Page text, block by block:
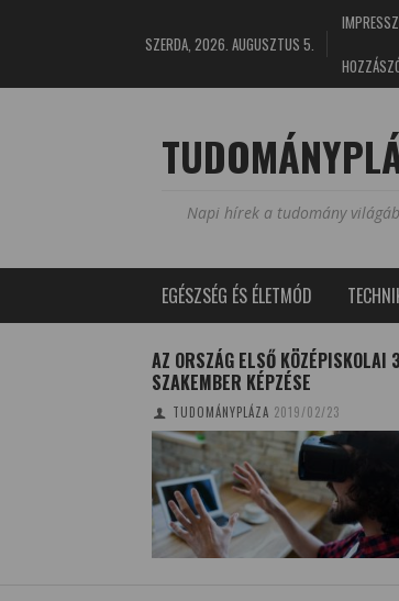
SZERDA, 2026. AUGUSZTUS 5.
Napi hírek a tudomány
EGÉSZSÉG ÉS ÉLETMÓD
AZ ORSZÁG ELSŐ KÖZÉPISKOLAI
SZAKEMBER KÉPZÉSE
TUDOMÁNYPLÁZA 2019/02/23